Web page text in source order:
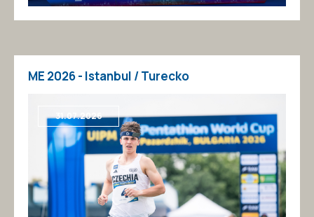
ME 2026 - Istanbul / Turecko
31.07.2026